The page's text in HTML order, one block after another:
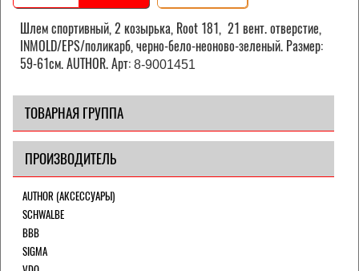
Шлем спортивный, 2 козырька, Root 181, 21 вент. отверстие,
INMOLD/EPS/поликарб, черно-бело-неоново-зеленый. Размер:
59-61см. AUTHOR. Арт: 8-9001451
ТОВАРНАЯ ГРУППА
ПРОИЗВОДИТЕЛЬ
AUTHOR (АКСЕССУАРЫ)
SCHWALBE
BBB
SIGMA